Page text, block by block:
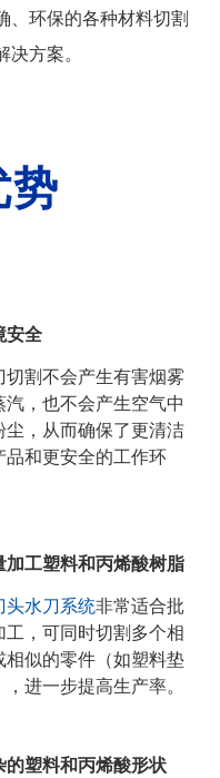
、环保的各种材料切割
方案。
势
安全
切割不会产生有害烟雾
汽，也不会产生空气中
尘，从而确保了更清洁
品和更安全的工作环
加工塑料和丙烯酸树脂
头水刀系统非常适合批
工，可同时切割多个相
相似的零件（如塑料垫
，进一步提高生产率。
的塑料和丙烯酸形状